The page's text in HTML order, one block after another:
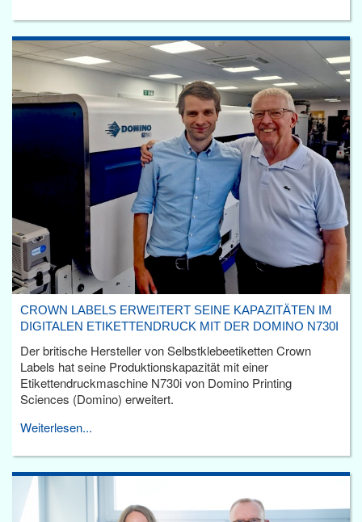
CROWN LABELS ERWEITERT SEINE KAPAZITÄTEN IM
DIGITALEN ETIKETTENDRUCK MIT DER DOMINO N730I
Der britische Hersteller von Selbstklebeetiketten Crown
Labels hat seine Produktionskapazität mit einer
Etikettendruckmaschine N730i von Domino Printing
Sciences (Domino) erweitert.
Weiterlesen...